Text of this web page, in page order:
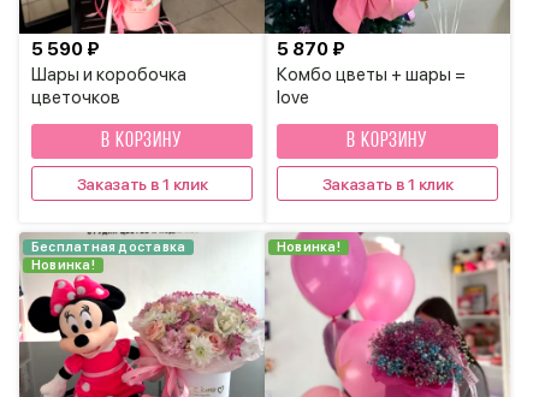
Шары и коробочка
цветочков
5 590 ₽
В КОРЗИНУ
Заказать в 1 клик
Комбо цветы + шары =
love
5 870 ₽
В КОРЗИНУ
Заказать в 1 клик
Бесплатная доставка
Новинка!
Новинка!